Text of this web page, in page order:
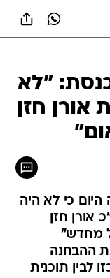
"לא
חזן
כי לא היה
חזן
מחדש"
ההבחנה
לבין תוכנית